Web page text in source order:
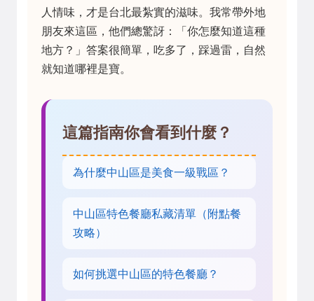
人情味，才是台北最紮實的滋味。我常帶外地
朋友來這區，他們總驚訝：「你怎麼知道這種
地方？」答案很簡單，吃多了，踩過雷，自然
就知道哪裡是寶。
這篇指南你會看到什麼？
為什麼中山區是美食一級戰區？
中山區特色餐廳私藏清單（附點餐
攻略）
如何挑選中山區的特色餐廳？